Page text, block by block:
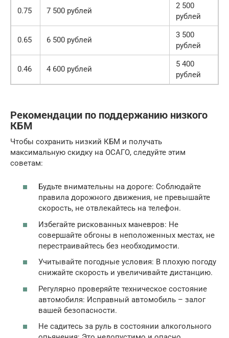
0.75 7 500 рублей
2 500
рублей
0.65 6 500 рублей
3 500
рублей
0.46 4 600 рублей
5 400
рублей
Рекомендации по поддержанию низкого
КБМ
Чтобы сохранить низкий КБМ и получать
максимальную скидку на ОСАГО, следуйте этим
советам:
Будьте внимательны на дороге: Соблюдайте
правила дорожного движения, не превышайте
скорость, не отвлекайтесь на телефон.
Избегайте рискованных маневров: Не
совершайте обгоны в неположенных местах, не
перестраивайтесь без необходимости.
Учитывайте погодные условия: В плохую погоду
снижайте скорость и увеличивайте дистанцию.
Регулярно проверяйте техническое состояние
автомобиля: Исправный автомобиль – залог
вашей безопасности.
Не садитесь за руль в состоянии алкогольного